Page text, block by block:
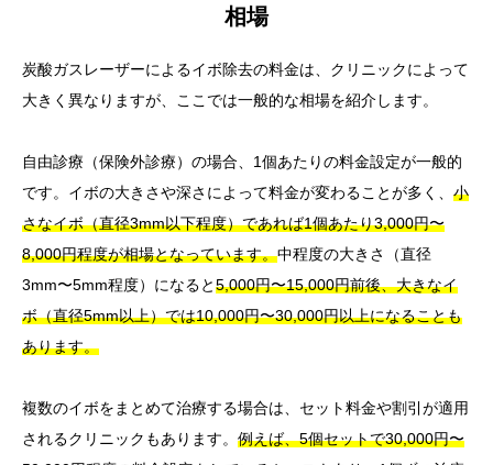
相場
炭酸ガスレーザーによるイボ除去の料金は、クリニックによって
大きく異なりますが、ここでは一般的な相場を紹介します。
自由診療（保険外診療）の場合、1個あたりの料金設定が一般的
です。イボの大きさや深さによって料金が変わることが多く、 小
さなイボ（直径3mm以下程度）であれば1個あたり3,000円〜
8,000円程度が相場となっています。中程度の大きさ（直径
3mm〜5mm程度）になると5,000円〜15,000円前後、大きなイ
ボ（直径5mm以上）では10,000円〜30,000円以上になることも
あります。
複数のイボをまとめて治療する場合は、セット料金や割引が適用
されるクリニックもあります。 例えば、5個セットで30,000円〜